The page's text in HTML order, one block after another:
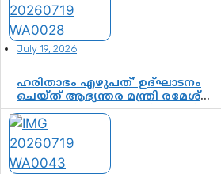
July 19, 2026
ഹരിതാഭം എഴുപത്’ ഉദ്ഘാടനം
ചെയ്ത് ആഭ്യന്തര മന്ത്രി രമേശ്
ചെന്നിത്തല; ആർ. ഹരികുമാറിന്റെ
സപ്തതി ആഘോഷങ്ങൾക്ക്
പ്രൗഢമായ തുടക്കം